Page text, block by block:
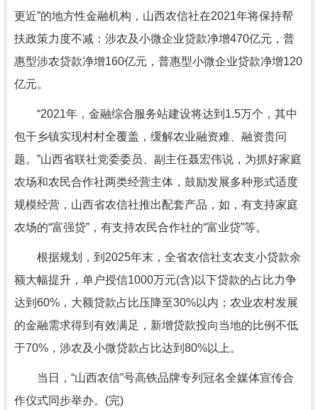
更近”的地方性金融机构，山西农信社在2021年将保持帮
扶政策力度不减：涉农及小微企业贷款净增470亿元，普
惠型涉农贷款净增160亿元，普惠型小微企业贷款净增120
亿元。
“2021年，金融综合服务站建设将达到1.5万个，其中
包干乡镇实现村村全覆盖，缓解农业融资难、融资贵问
题。”山西省联社党委委员、副主任聂宏伟说，为抓好家庭
农场和农民合作社两类经营主体，鼓励发展多种形式适度
规模经营，山西省农信社推出配套产品，如，有支持家庭
农场的“富强贷”，有支持农民合作社的“富业贷”等。
根据规划，到2025年末，全省农信社支农支小贷款余
额大幅提升，单户授信1000万元(含)以下贷款的占比力争
达到60%，大额贷款占比压降至30%以内；农业农村发展
的金融需求得到有效满足，新增贷款投向当地的比例不低
于70%，涉农及小微贷款占比达到80%以上。
当日，“山西农信”号高铁品牌专列冠名全媒体宣传合
作仪式同步举办。(完)